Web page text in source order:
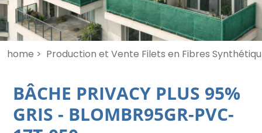
home > Production et Vente Filets en Fibres
BÂCHE PRIVACY PLUS 95%
GRIS - BLOMBR95GR-PVC-